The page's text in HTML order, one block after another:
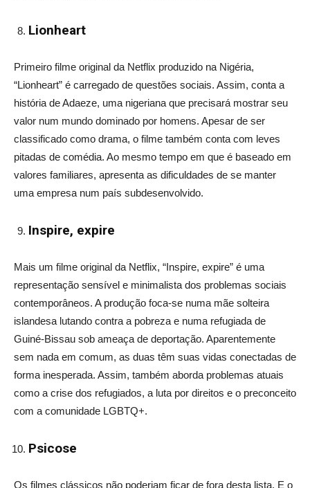
Lionheart
Primeiro filme original da Netflix produzido na Nigéria,
“Lionheart” é carregado de questões sociais. Assim, conta a
história de Adaeze, uma nigeriana que precisará mostrar seu
valor num mundo dominado por homens. Apesar de ser
classificado como drama, o filme também conta com leves
pitadas de comédia. Ao mesmo tempo em que é baseado em
valores familiares, apresenta as dificuldades de se manter
uma empresa num país subdesenvolvido.
Inspire, expire
Mais um filme original da Netflix, “Inspire, expire” é uma
representação sensível e minimalista dos problemas sociais
contemporâneos. A produção foca-se numa mãe solteira
islandesa lutando contra a pobreza e numa refugiada de
Guiné-Bissau sob ameaça de deportação. Aparentemente
sem nada em comum, as duas têm suas vidas conectadas de
forma inesperada. Assim, também aborda problemas atuais
como a crise dos refugiados, a luta por direitos e o preconceito
com a comunidade LGBTQ+.
Psicose
Os filmes clássicos não poderiam ficar de fora desta lista. E o